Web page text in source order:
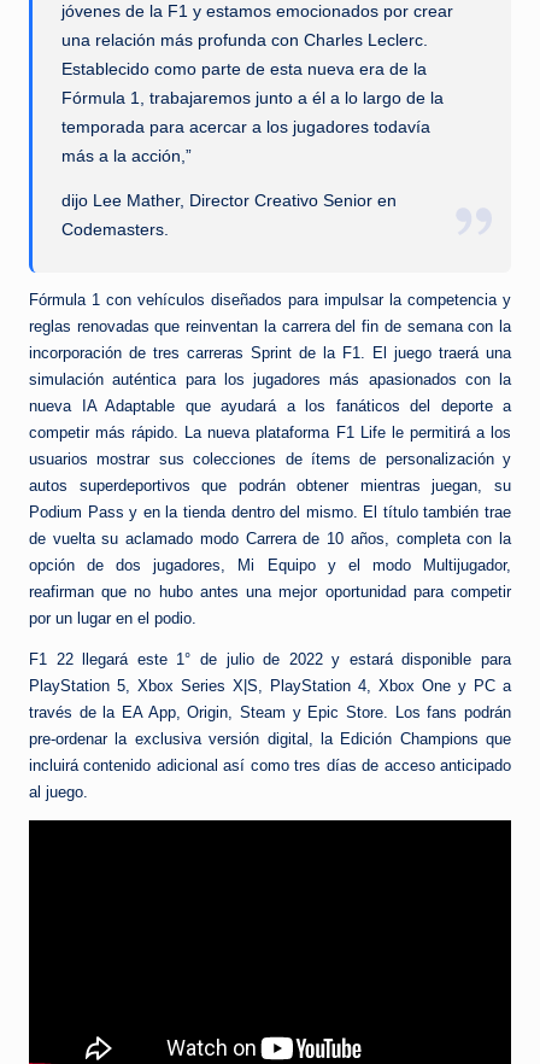
jóvenes de la F1 y estamos emocionados por crear
una relación más profunda con Charles Leclerc.
Establecido como parte de esta nueva era de la
Fórmula 1, trabajaremos junto a él a lo largo de la
temporada para acercar a los jugadores todavía
más a la acción,”
dijo Lee Mather, Director Creativo Senior en
Codemasters.
Fórmula 1 con vehículos diseñados para impulsar la competencia y
reglas renovadas que reinventan la carrera del fin de semana con la
incorporación de tres carreras Sprint de la F1. El juego traerá una
simulación auténtica para los jugadores más apasionados con la
nueva IA Adaptable que ayudará a los fanáticos del deporte a
competir más rápido. La nueva plataforma F1 Life le permitirá a los
usuarios mostrar sus colecciones de ítems de personalización y
autos superdeportivos que podrán obtener mientras juegan, su
Podium Pass y en la tienda dentro del mismo. El título también trae
de vuelta su aclamado modo Carrera de 10 años, completa con la
opción de dos jugadores, Mi Equipo y el modo Multijugador,
reafirman que no hubo antes una mejor oportunidad para competir
por un lugar en el podio.
F1 22 llegará este 1° de julio de 2022 y estará disponible para
PlayStation 5, Xbox Series X|S, PlayStation 4, Xbox One y PC a
través de la EA App, Origin, Steam y Epic Store. Los fans podrán
pre-ordenar la exclusiva versión digital, la Edición Champions que
incluirá contenido adicional así como tres días de acceso anticipado
al juego.